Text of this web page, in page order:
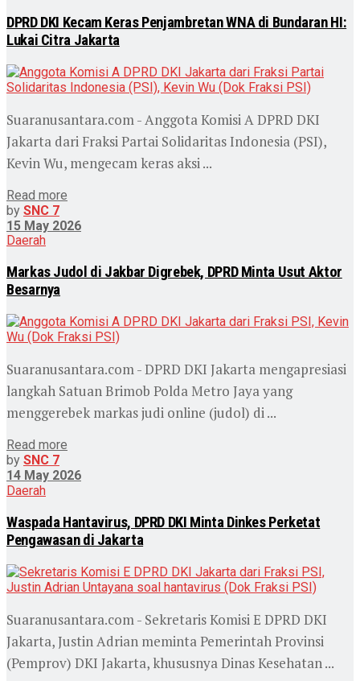
DPRD DKI Kecam Keras Penjambretan WNA di Bundaran HI:
Lukai Citra Jakarta
Suaranusantara.com - Anggota Komisi A DPRD DKI
Jakarta dari Fraksi Partai Solidaritas Indonesia (PSI),
Kevin Wu, mengecam keras aksi ...
Read more
by SNC 7
15 May 2026
Daerah
Markas Judol di Jakbar Digrebek, DPRD Minta Usut Aktor
Besarnya
Suaranusantara.com - DPRD DKI Jakarta mengapresiasi
langkah Satuan Brimob Polda Metro Jaya yang
menggerebek markas judi online (judol) di ...
Read more
by SNC 7
14 May 2026
Daerah
Waspada Hantavirus, DPRD DKI Minta Dinkes Perketat
Pengawasan di Jakarta
Suaranusantara.com - Sekretaris Komisi E DPRD DKI
Jakarta, Justin Adrian meminta Pemerintah Provinsi
(Pemprov) DKI Jakarta, khususnya Dinas Kesehatan ...